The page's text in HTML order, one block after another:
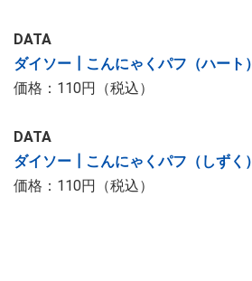
DATA
ダイソー┃こんにゃくパフ（ハート）
価格：110円（税込）
DATA
ダイソー┃こんにゃくパフ（しずく）
価格：110円（税込）